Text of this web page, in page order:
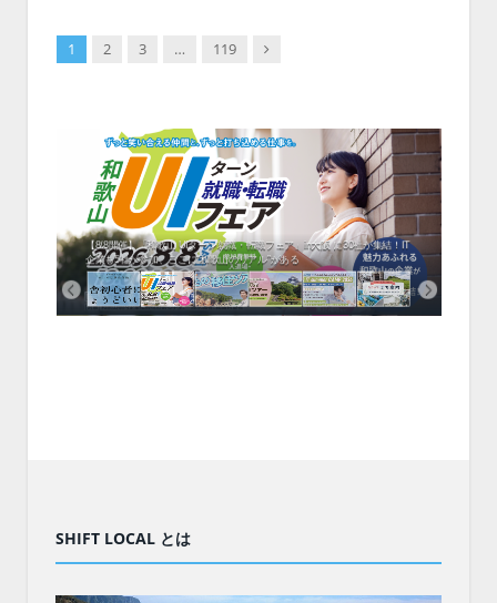
1 2 3 … 119 Next
【8/8開催】「和歌山 UIターン就職・転職フェア」in大阪 に30社が集結！IT
企業も5社が参加、ここに“和歌山のリアル”がある
SHIFT LOCAL とは